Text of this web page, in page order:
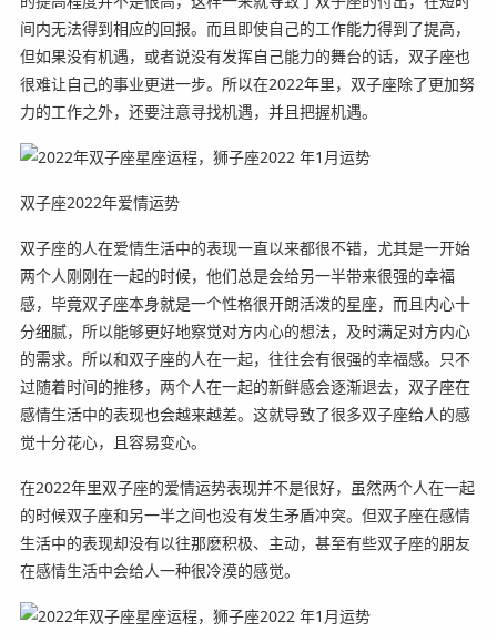
间内无法得到相应的回报。而且即使自己的工作能力得到了提高，
但如果没有机遇，或者说没有发挥自己能力的舞台的话，双子座也
很难让自己的事业更进一步。所以在2022年里，双子座除了更加努
力的工作之外，还要注意寻找机遇，并且把握机遇。
双子座2022年爱情运势
双子座的人在爱情生活中的表现一直以来都很不错，尤其是一开始
两个人刚刚在一起的时候，他们总是会给另一半带来很强的幸福
感，毕竟双子座本身就是一个性格很开朗活泼的星座，而且内心十
分细腻，所以能够更好地察觉对方内心的想法，及时满足对方内心
的需求。所以和双子座的人在一起，往往会有很强的幸福感。只不
过随着时间的推移，两个人在一起的新鲜感会逐渐退去，双子座在
感情生活中的表现也会越来越差。这就导致了很多双子座给人的感
觉十分花心，且容易变心。
在2022年里双子座的爱情运势表现并不是很好，虽然两个人在一起
的时候双子座和另一半之间也没有发生矛盾冲突。但双子座在感情
生活中的表现却没有以往那麽积极、主动，甚至有些双子座的朋友
在感情生活中会给人一种很冷漠的感觉。